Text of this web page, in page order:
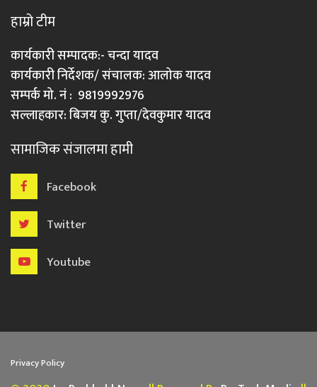
हाम्रो टीम
कार्यकारी सम्पादक:- चन्दा यादव
कार्यकारी निर्देशक/ संचालक: आलोक यादव
सम्पर्क मो. नं : 9819992976
सल्लाहकार: बिजय कु. गुप्ता/देवकुमार यादव
सामाजिक संजालमा हामी
Facebook
Twitter
Youtube
Privacy Policy